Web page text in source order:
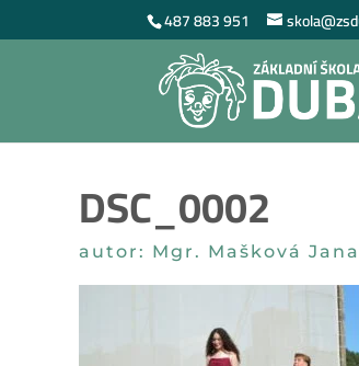
487 883 951
DSC_0002
autor: Mgr. Mašková Jana